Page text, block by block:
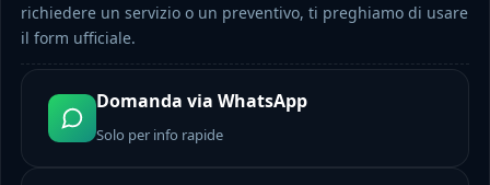
richiedere un servizio o un preventivo, ti preghiamo di usare
il form ufficiale.
Domanda via WhatsApp
Solo per info rapide